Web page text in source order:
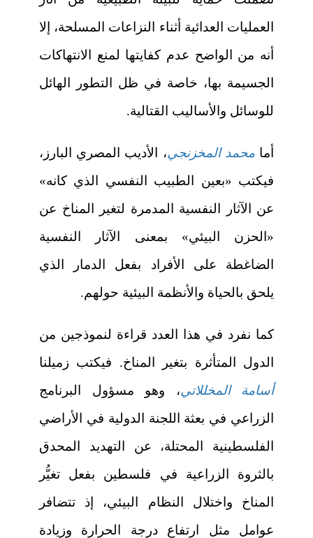
العمليات العدائية أثناء النزاعات المسلحة، إلا
أنه من الواضح عدم كفايتها لمنع الانتهاكات
الجسيمة بها، خاصة في ظل التطور الهائل
للوسائل والأساليب القتالية.
أمامحمد المخزنجي، الأديب المصري البارز،
فيكتب «بعين الطبيب النفسي الذي كانه»
عن الآثار النفسية المدمرة لتغير المناخ عن
«الحزن البيئي» بمعنى الآثار النفسية
الضاغطة على الأفراد بفعل الدمار الذي
يلحق بالحياة والأنظمة البيئية حولهم.
كما نفرد في هذا العدد قراءة لنموذجين من
الدول المتأثرة بتغير المناخ. فيكتب زميلنا
أسامة المخللاتي، وهو مسؤول البرنامج
الزراعي في بعثة اللجنة الدولية في الأراضي
الفلسطينية المحتلة، عن التهديد المحدق
بالثروة الزراعية في فلسطين بفعل تغيُّر
المناخ واختلال النظام البيئي، إذ تتضافر
عوامل مثل ارتفاع درجة الحرارة وزيادة